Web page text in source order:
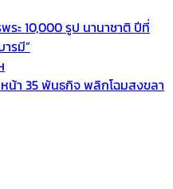
ะ 10,000 รูป นานาชาติ ปีที่
รมี”
น้า 35 พันธกิจ พลิกโฉมสงขลา